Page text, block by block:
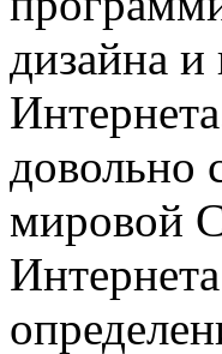
дизайна и
довольно
мировой